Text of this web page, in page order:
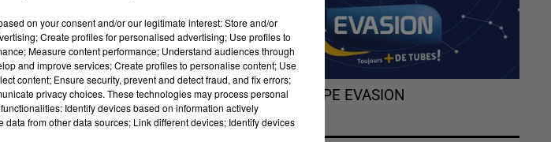
L'HOROSCOPE EVASION
on your consent and/or our legitimate interest: Store and/or
Create profiles for personalised advertising; Use profiles to
Measure content performance; Understand audiences through
and improve services; Create profiles to personalise content; Use
content; Ensure security, prevent and detect fraud, and fix errors;
privacy choices. These technologies may process personal
Identify devices based on information actively
from other data sources; Link different devices; Identify devices